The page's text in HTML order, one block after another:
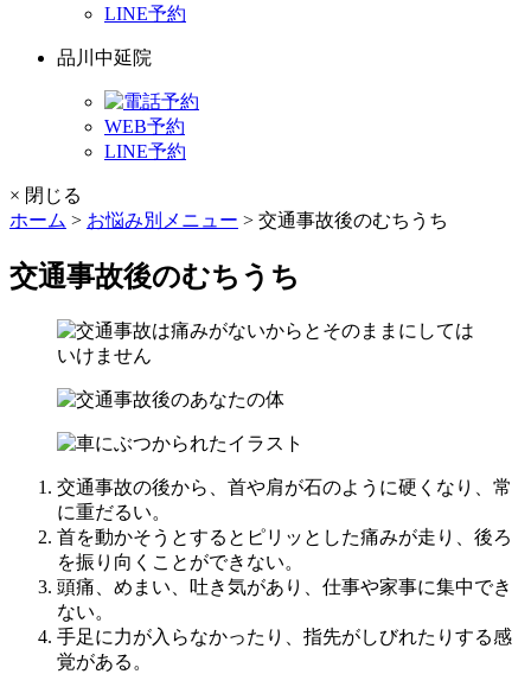
LINE予約
品川中延院
WEB予約
LINE予約
× 閉じる
ホーム > お悩み別メニュー > 交通事故後のむちうち
交通事故後のむちうち
交通事故の後から、首や肩が石のように硬くなり、常
に重だるい。
首を動かそうとするとピリッとした痛みが走り、後ろ
を振り向くことができない。
頭痛、めまい、吐き気があり、仕事や家事に集中でき
ない。
手足に力が入らなかったり、指先がしびれたりする感
覚がある。